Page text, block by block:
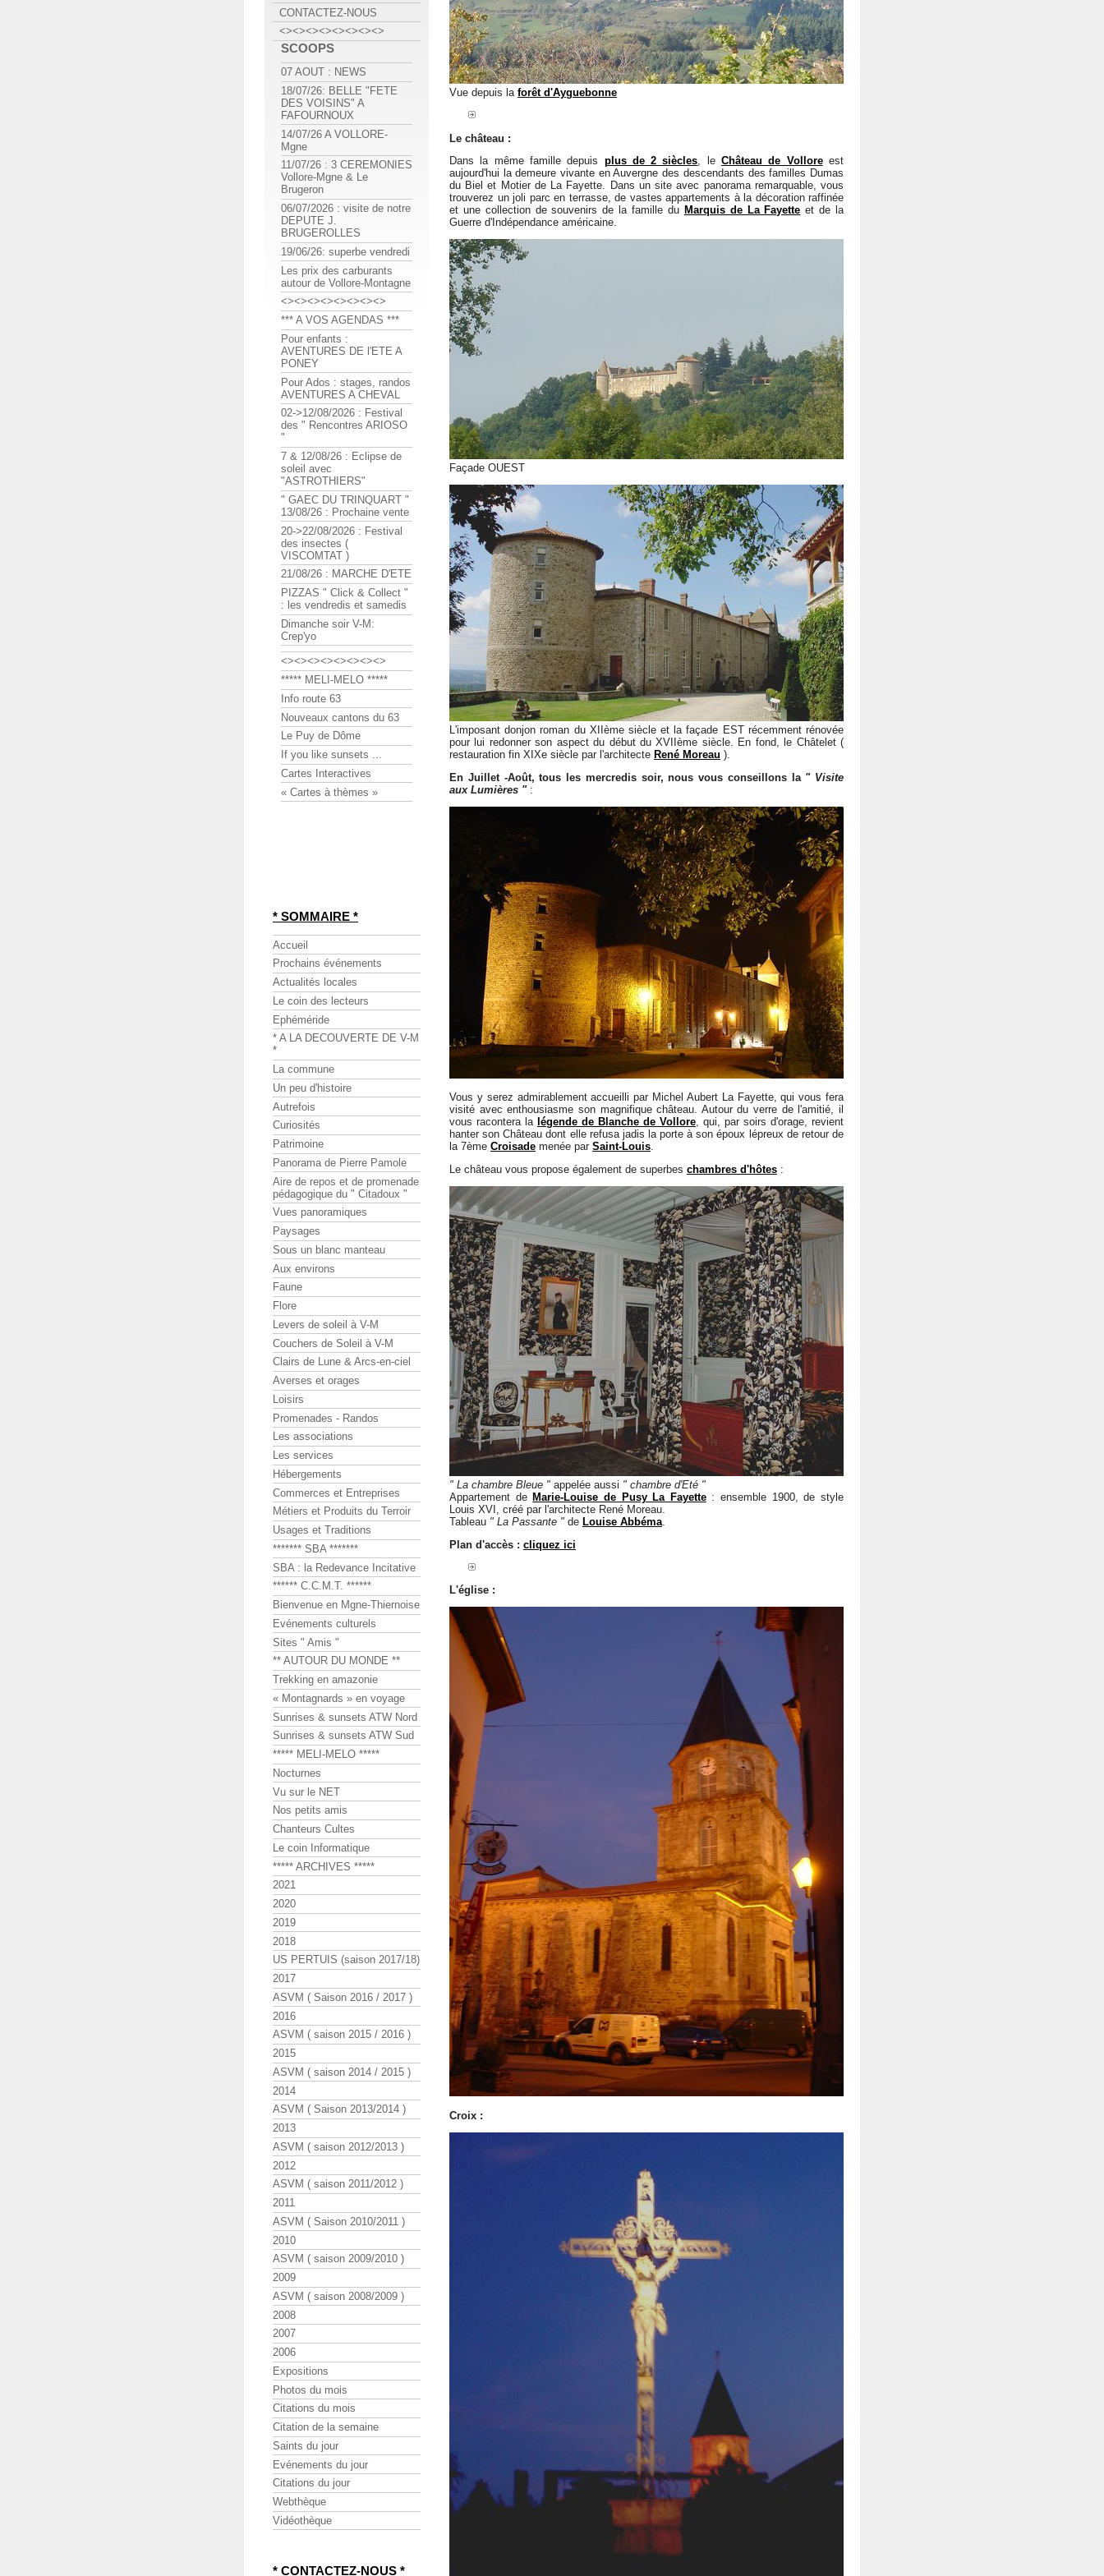
Vue depuis la forêt d'Ayguebonne
Le château :
Dans la même famille depuis plus de 2 siècles, leChâteau de Volloreest
aujourd'hui la demeure vivante en Auvergne des descendants des familles Dumas
du Biel et Motier de La Fayette. Dans un site avec panorama remarquable, vous
trouverez un joli parc en terrasse, de vastes appartements à la décoration raffinée
et une collection de souvenirs de la famille du Marquis de La Fayette et de la
Guerre d'Indépendance américaine.
Façade OUEST
L'imposant donjon roman du XIIème siècle et la façade EST récemment rénovée
pour lui redonner son aspect du début du XVIIème siècle. En fond, le Châtelet (
restauration fin XIXe siècle par l'architecte René Moreau ).
En Juillet -Août, tous les mercredis soir, nous vous conseillons la " Visite
aux Lumières ":
Vous y serez admirablement accueilli par Michel Aubert La Fayette, qui vous fera
visité avec enthousiasme son magnifique château. Autour du verre de l'amitié, il
vous racontera la légende de Blanche de Vollore, qui, par soirs d'orage, revient
hanter son Château dont elle refusa jadis la porte à son époux lépreux de retour de
la 7ème Croisade menée par Saint-Louis.
Le château vous propose également de superbes chambres d'hôtes :
" La chambre Bleue " appelée aussi " chambre d'Eté "
Appartement de Marie-Louise de Pusy La Fayette: ensemble 1900, de style
Louis XVI, créé par l'architecte René Moreau.
Tableau " La Passante " de Louise Abbéma
Plan d'accès : cliquez ici
L'église :
Croix :
CONTACTEZ-NOUS
<><><><><><><><>
SCOOPS
07 AOUT : NEWS
18/07/26: BELLE "FETE
DES VOISINS" A
FAFOURNOUX
14/07/26 A VOLLORE-
Mgne
11/07/26 : 3 CEREMONIES
Vollore-Mgne & Le
Brugeron
06/07/2026 : visite de notre
DEPUTE J.
BRUGEROLLES
19/06/26: superbe vendredi
Les prix des carburants
autour de Vollore-Montagne
<><><><><><><><>
*** A VOS AGENDAS ***
Pour enfants :
AVENTURES DE l'ETE A
PONEY
Pour Ados : stages, randos
AVENTURES A CHEVAL
02->12/08/2026 : Festival
des " Rencontres ARIOSO
"
7 & 12/08/26 : Eclipse de
soleil avec
"ASTROTHIERS"
" GAEC DU TRINQUART "
13/08/26 : Prochaine vente
20->22/08/2026 : Festival
des insectes (
VISCOMTAT )
21/08/26 : MARCHE D'ETE
PIZZAS " Click & Collect "
: les vendredis et samedis
Dimanche soir V-M:
Crep'yo
<><><><><><><><>
***** MELI-MELO *****
Info route 63
Nouveaux cantons du 63
Le Puy de Dôme
If you like sunsets ...
Cartes Interactives
« Cartes à thèmes »
* SOMMAIRE *
Accueil
Prochains événements
Actualités locales
Le coin des lecteurs
Ephéméride
* A LA DECOUVERTE DE V-M
*
La commune
Un peu d'histoire
Autrefois
Curiosités
Patrimoine
Panorama de Pierre Pamole
Aire de repos et de promenade
pédagogique du " Citadoux "
Vues panoramiques
Paysages
Sous un blanc manteau
Aux environs
Faune
Flore
Levers de soleil à V-M
Couchers de Soleil à V-M
Clairs de Lune & Arcs-en-ciel
Averses et orages
Loisirs
Promenades - Randos
Les associations
Les services
Hébergements
Commerces et Entreprises
Métiers et Produits du Terroir
Usages et Traditions
******* SBA *******
SBA : la Redevance Incitative
****** C.C.M.T. ******
Bienvenue en Mgne-Thiernoise
Evénements culturels
Sites " Amis "
** AUTOUR DU MONDE **
Trekking en amazonie
« Montagnards » en voyage
Sunrises & sunsets ATW Nord
Sunrises & sunsets ATW Sud
***** MELI-MELO *****
Nocturnes
Vu sur le NET
Nos petits amis
Chanteurs Cultes
Le coin Informatique
***** ARCHIVES *****
2021
2020
2019
2018
US PERTUIS (saison 2017/18)
2017
ASVM ( Saison 2016 / 2017 )
2016
ASVM ( saison 2015 / 2016 )
2015
ASVM ( saison 2014 / 2015 )
2014
ASVM ( Saison 2013/2014 )
2013
ASVM ( saison 2012/2013 )
2012
ASVM ( saison 2011/2012 )
2011
ASVM ( Saison 2010/2011 )
2010
ASVM ( saison 2009/2010 )
2009
ASVM ( saison 2008/2009 )
2008
2007
2006
Expositions
Photos du mois
Citations du mois
Citation de la semaine
Saints du jour
Evénements du jour
Citations du jour
Webthèque
Vidéothèque
* CONTACTEZ-NOUS *